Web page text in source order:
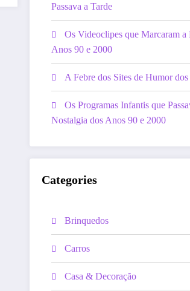
Passava a Tarde
Os Videoclipes que Marcaram
Anos 90 e 2000
A Febre dos Sites de Humor
Os Programas Infantis que
Nostalgia dos Anos 90 e 2000
Categories
Brinquedos
Carros
Casa & Decoração